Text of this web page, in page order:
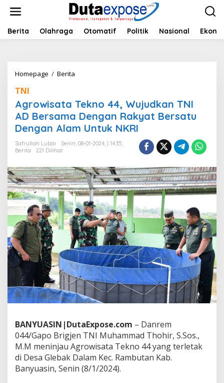
t
Berita Olahraga Otomatif Politik Nasional
Homepage / Berita
o
w
i
s
t
e
k
n
o
4
4
,
W
u
j
u
d
k
a
n
I
A
D
B
e
r
TNI
Agrowisata Tekno 44, Wujudkan TNI
AD Bersama Dengan Rakyat Bersatu
Dengan Alam Untuk NKRI
Safrullah Lubai
Senin, 08-01-2024, | 14:35,
Berita
221 Dilihat
BANYUASIN|DutaExpose.com – Danrem
044/Gapo Brigjen TNI Muhammad Thohir, S.Sos.,
M.M meninjau Agrowisata Tekno 44 yang terletak
di Desa Glebak Dalam Kec. Rambutan Kab.
Banyuasin, Senin (8/1/2024).